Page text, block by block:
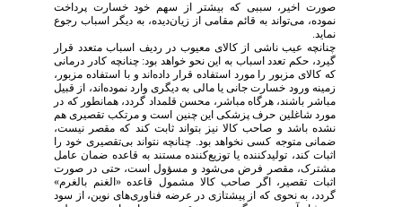
صورت اخیر، سببی که بیشتر از سهم خود خسارت پرداخت
نموده، می‌تواند به قائم مقامی از زیان‌دیده، به دیگر اسباب رجوع
نماید.
چنانچه عیب ناشی از کالای معیوب در ردیف اسباب متعدد قرار
گیرد، حکم تعدد اسباب به این نحو خواهد بود: چنانچه کادر درمانی
که کالای مزبور را مورد استفاده قرار داده‌اند و با استفاده مزبور،
زمینه ورود خسارت جانی یا مالی به دیگری وارد نموده‌اند، از قبیل
مباشر باشند، هرگاه مباشر، محسن قلمداد گردد، همانطور که در
مورد شاغلین حرف پزشکی این‌ چنین است و مرتکب تقصیری هم
نشده باشد و صاحب کالا نیز بتواند ثابت کند که مقصر نیست،
ضمانی متوجه کسی نخواهد بود. چنانچه نتواند بی‌تقصیری خود را
اثبات کند، تولیدکننده یا توزیع‌کننده مستند به قاعده ضمان عامل
مشترک، مقصر فرض می‌شود و مسؤول است، حتی در صورت
اثبات تقصیر، اگر صاحب کالا مشمول قاعده «الغنم بالغرم»
گردد، به نحوی که از پیشتازی در عرضه فناوری‌های نوین، از سود